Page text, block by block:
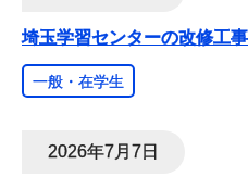
埼玉学習センターの改修工
一般・在学生
2026年7月7日